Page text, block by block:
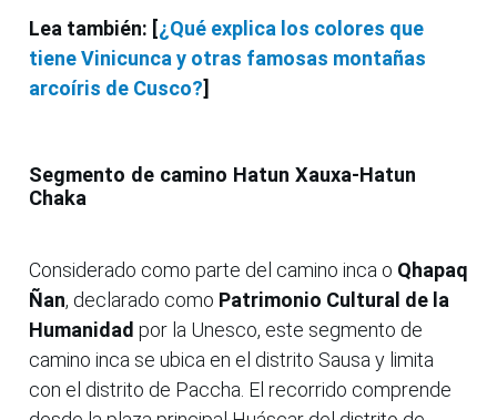
Lea también: [¿Qué explica los colores que
tiene Vinicunca y otras famosas montañas
arcoíris de Cusco?]
Segmento de camino Hatun Xauxa-Hatun
Chaka
Considerado como parte del camino inca o Qhapaq
Ñan, declarado como Patrimonio Cultural de la
Humanidad por la Unesco, este segmento de
camino inca se ubica en el distrito Sausa y limita
con el distrito de Paccha. El recorrido comprende